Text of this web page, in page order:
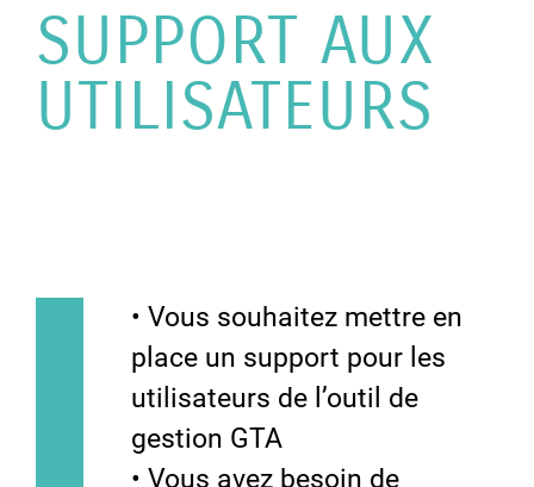
SUPPORT AUX
UTILISATEURS
• Vous souhaitez mettre en
place un support pour les
utilisateurs de l’outil de
gestion GTA
• Vous avez besoin de